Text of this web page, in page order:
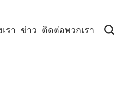
รา ข่าว ติดต่อพวกเรา